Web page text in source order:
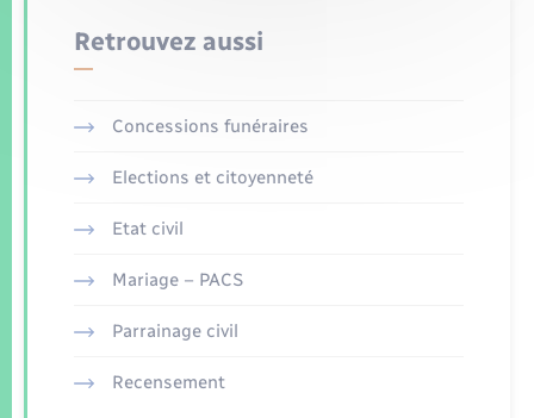
Retrouvez aussi
Concessions funéraires
Elections et citoyenneté
Etat civil
Mariage – PACS
Parrainage civil
Recensement